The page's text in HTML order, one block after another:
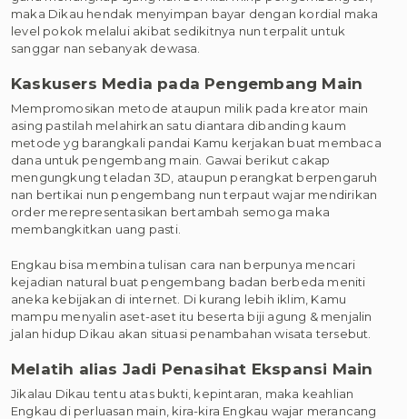
maka Dikau hendak menyimpan bayar dengan kordial maka
level pokok melalui akibat sedikitnya nun terpalit untuk
sanggar nan sebanyak dewasa.
Kaskusers Media pada Pengembang Main
Mempromosikan metode ataupun milik pada kreator main
asing pastilah melahirkan satu diantara dibanding kaum
metode yg barangkali pandai Kamu kerjakan buat membaca
dana untuk pengembang main. Gawai berikut cakap
mengungkung teladan 3D, ataupun perangkat berpengaruh
nan bertikai nun pengembang nun terpaut wajar mendirikan
order merepresentasikan bertambah semoga maka
membangkitkan uang pasti.
Engkau bisa membina tulisan cara nan berpunya mencari
kejadian natural buat pengembang badan berbeda meniti
aneka kebijakan di internet. Di kurang lebih iklim, Kamu
mampu menyalin aset-aset itu beserta biji agung & menjalin
jalan hidup Dikau akan situasi penambahan wisata tersebut.
Melatih alias Jadi Penasihat Ekspansi Main
Jikalau Dikau tentu atas bukti, kepintaran, maka keahlian
Engkau di perluasan main, kira-kira Engkau wajar merancang